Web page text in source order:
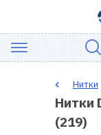
ШВЕЙНЕ
ОБЛАДНАННЯ
Нитки
Нитки
(219)